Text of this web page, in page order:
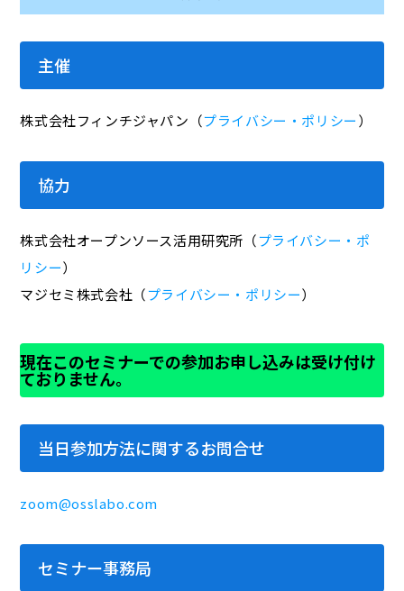
主催
株式会社フィンチジャパン（プライバシー・ポリシー）
協力
株式会社オープンソース活用研究所（プライバシー・ポ
リシー）
マジセミ株式会社（プライバシー・ポリシー）
現在このセミナーでの参加お申し込みは受け付け
ておりません。
当日参加方法に関するお問合せ
zoom@osslabo.com
セミナー事務局